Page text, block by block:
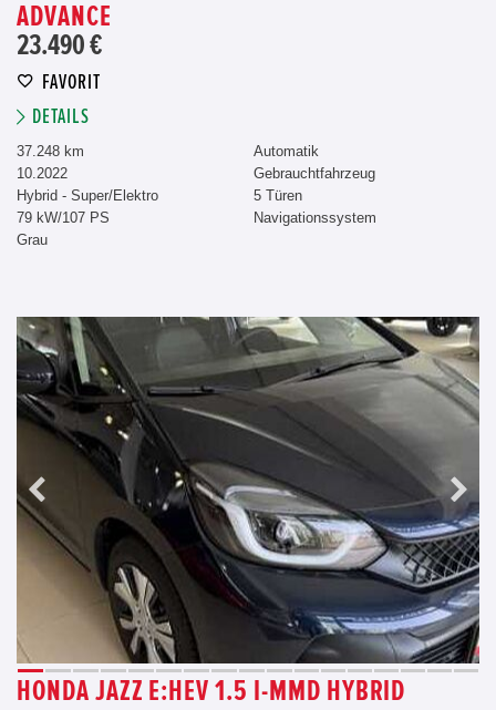
ADVANCE
23.490 €
FAVORIT
DETAILS
37.248 km
10.2022
Hybrid - Super/Elektro
79 kW/107 PS
Grau
Automatik
Gebrauchtfahrzeug
5 Türen
Navigationssystem
HONDA JAZZ E:HEV 1.5 I-MMD HYBRID